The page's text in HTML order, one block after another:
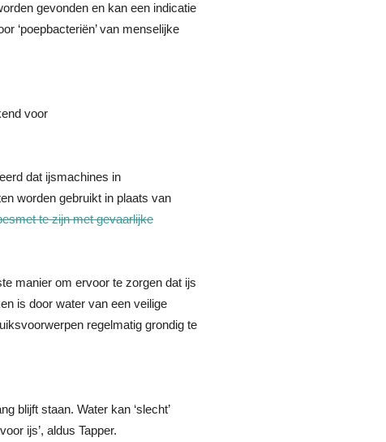
gevonden en kan een indicatie
‘poepbacteriën’ van menselijke
voor
dat ijsmachines in
worden gebruikt in plaats van
te zijn met gevaarlijke
manier om ervoor te zorgen dat ijs
is door water van een veilige
regelmatig grondig te
blijft staan. Water kan ‘slecht’
ijs’, aldus Tapper.